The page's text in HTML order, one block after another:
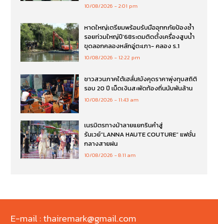
10/08/2026 2:01 pm
หาดใหญ่เตรียมพร้อมรับมืออุทกภัยป้องซ้ำ
รอยท่วมใหญ่ปี’68ระดมติดตั้งเครื่องสูบน้ำ
ขุดลอกคลองหลักอู่ตะเภา- คลอง ร.1
10/08/2026 12:22 pm
ชาวสวนภาคใต้เฮลั่น!มังคุดราคาพุ่งทุบสถิติ
รอบ 20 ปี เม็ดเงินสะพัดท้องถิ่นนับพันล้าน
10/08/2026 11:43 am
เนรมิตรทางม้าลายแยกรินคำสู่
รันเวย์“LANNA HAUTE COUTURE” แฟชั่น
กลางสายฝน
10/08/2026 8:11 am
E-mail : thairemark@gmail.com